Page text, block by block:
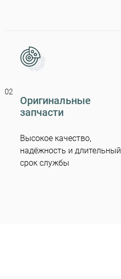
02
Оригинальные
запчасти
Высокое качество,
надёжность и длительный
срок службы